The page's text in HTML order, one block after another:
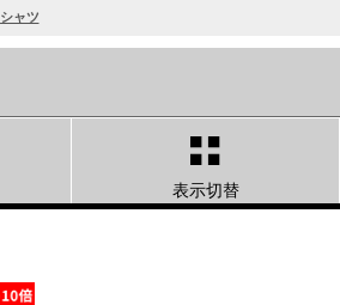
シャツ
表示切替